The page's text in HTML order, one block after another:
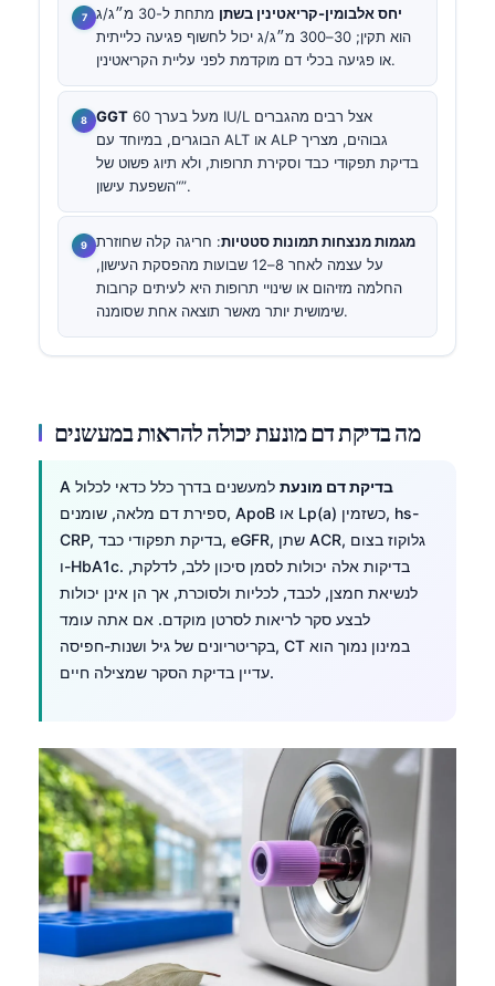
יחס אלבומין-קריאטינין בשתן
מתחת ל-30 מ״ג/ג
הוא תקין; 30–300 מ״ג/ג יכול לחשוף פגיעה כלייתית
או פגיעה בכלי דם מוקדמת לפני עליית הקריאטינין.
GGT
הבוגרים, במיוחד עם ALT או ALP גבוהים, מצריך
בדיקת תפקודי כבד וסקירת תרופות, ולא תיוג פשוט של
“השפעת עישון”.
מגמות מנצחות תמונות סטטיות: חריגה קלה שחוזרת
על עצמה לאחר 8–12 שבועות מהפסקת העישון,
החלמה מזיהום או שינויי תרופות היא לעיתים קרובות
שימושית יותר מאשר תוצאה אחת שסומנה.
מה בדיקת דם מונעת יכולה להראות במעשנים
A בדיקת דם מונעת למעשנים בדרך כלל כדאי לכלול
ספירת דם מלאה, שומנים, ApoB או Lp(a) כשזמין, hs-
CRP, בדיקת תפקודי כבד, eGFR, שתן ACR, גלוקוז בצום
ו-HbA1c. בדיקות אלה יכולות לסמן סיכון ללב, לדלקת,
לנשיאת חמצן, לכבד, לכליות ולסוכרת, אך הן אינן יכולות
לבצע סקר לריאות לסרטן מוקדם. אם אתה עומד
בקריטריונים של גיל ושנות-חפיסה, CT במינון נמוך הוא
עדיין בדיקת הסקר שמצילה חיים.